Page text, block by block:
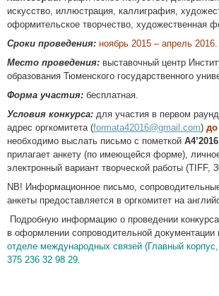
искусство, иллюстрация, каллиграфия,
оформительское творчество, художественная
Сроки проведения: ноябрь 2015 – апрель 2016.
Место проведения: выставочный центр
образования Тюменского государственного
Форма участия: бесплатная.
Условия конкурса: для участия в первом
адрес оргкомитета (formata42016@gmail.com) до
необходимо выслать письмо с пометкой А4
прилагает анкету (по имеющейся форме),
электронный вариант творческой работы (TIFF,
NB! Информационное письмо,
анкеты предоставляется в оргкомитет на
Подробную информацию о проведении
в оформлении сопроводительной
отделе международных связей (Главный
375 236 32 98 29.